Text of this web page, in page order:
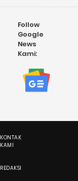
Follow
Google
News
Kami:
KONTAK
KAMI
REDAKSI